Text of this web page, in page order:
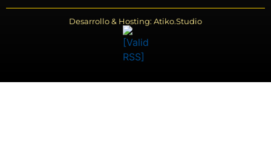
Desarrollo & Hosting: Atiko.Studio